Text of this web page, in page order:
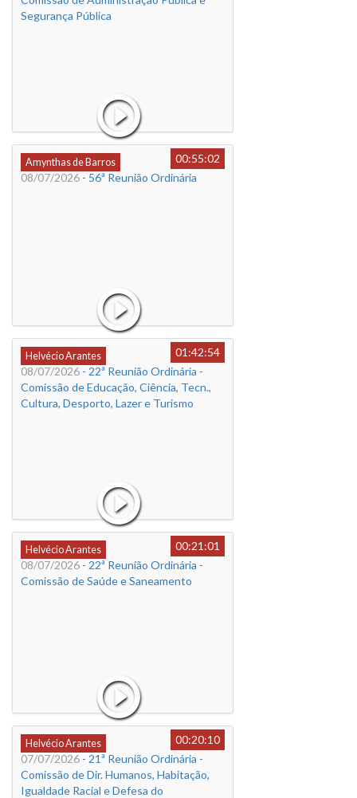
Segurança Pública
Amynthas de Barros
00:55:02
08/07/2026 - 56ª Reunião Ordinária
Helvécio Arantes
01:42:54
08/07/2026 - 22ª Reunião Ordinária -
Comissão de Educação, Ciência, Tecn.,
Cultura, Desporto, Lazer e Turismo
Helvécio Arantes
00:21:01
08/07/2026 - 22ª Reunião Ordinária -
Comissão de Saúde e Saneamento
Helvécio Arantes
00:20:10
07/07/2026 - 21ª Reunião Ordinária -
Comissão de Dir. Humanos, Habitação,
Igualdade Racial e Defesa do